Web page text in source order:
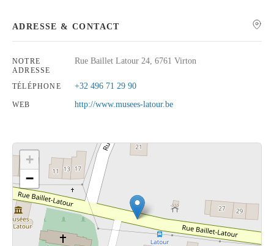
Rechercher
ADRESSE & CONTACT
NOTRE
ADRESSE
Rue Baillet Latour 24, 6761 Virton
TÉLÉPHONE +32 496 71 29 90
WEB http://www.musees-latour.be
Cliquez sur le bouton pour afficher la carte.
Voir la carte
+
−